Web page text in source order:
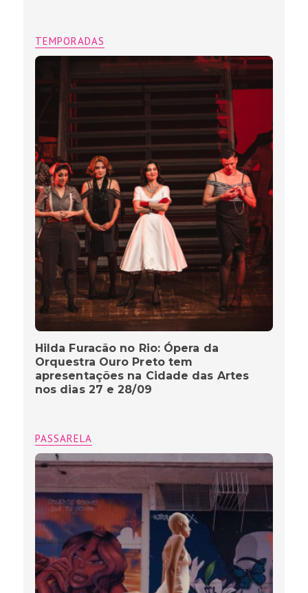
TEMPORADAS
Hilda Furacão no Rio: Ópera da
Orquestra Ouro Preto tem
apresentações na Cidade das Artes
nos dias 27 e 28/09
PASSARELA